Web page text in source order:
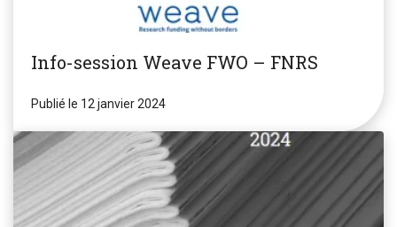
Info-session Weave FWO – FNRS
Publié le 12 janvier 2024